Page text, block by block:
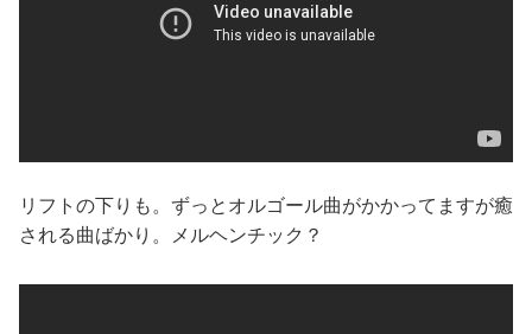
リフトの下りも。ずっとオルゴール曲がかかってますが癒
される曲ばかり。メルヘンチック？